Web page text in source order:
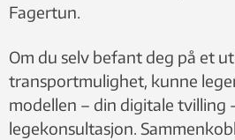
Fagertun.
Om du selv befant deg på et
transportmulighet, kunne
modellen – din digitale tvilling
legekonsultasjon.